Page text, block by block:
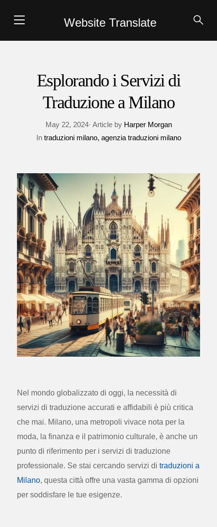
Website Translate
Esplorando i Servizi di
Traduzione a Milano
May 22, 2024· Article by Harper Morgan
In traduzioni milano agenzia traduzioni milano
Nel mondo globalizzato di oggi, la necessità di
servizi di traduzione accurati e affidabili è più critica
che mai. Milano, una metropoli vivace nota per la
moda, la finanza e il patrimonio culturale, è anche un
punto di riferimento per i servizi di traduzione
professionale. Se stai cercando servizi di traduzioni a
Milano, questa città offre una vasta gamma di opzioni
per soddisfare le tue esigenze.